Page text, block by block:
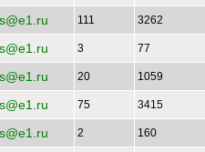
111 3262
3 77
20 1059
75 3415
2 160